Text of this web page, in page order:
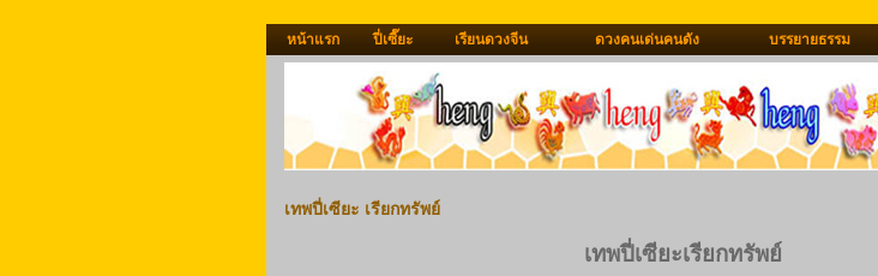
หน้าแรก ปี่เซี๊ยะ เรียนดวงจีน ดวงคนเด่นคนดัง บรรยายธรรม
เทพปี่เซียะ เรียกทรัพย์
เทพปี่เซียะเรียกทรัพย์